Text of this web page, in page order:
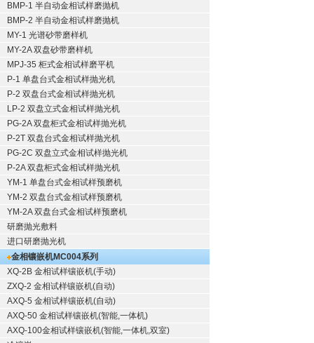
BMP-1 半自动金相试样磨抛机
BMP-2 半自动金相试样磨抛机
MY-1 光谱砂带磨样机
MY-2A 双盘砂带磨样机
MPJ-35 柜式金相试样磨平机
P-1 单盘台式金相试样抛光机
P-2 双盘台式金相试样抛光机
LP-2 双盘立式金相试样抛光机
PG-2A 双盘柜式金相试样抛光机
P-2T 双盘台式金相试样抛光机
PG-2C 双盘立式金相试样抛光机
P-2A 双盘柜式金相试样抛光机
YM-1 单盘台式金相试样预磨机
YM-2 双盘台式金相试样预磨机
YM-2A 双盘台式金相试样预磨机
研磨抛光敷料
进口研磨抛光机
金相镶嵌机MC004系列
XQ-2B 金相试样镶嵌机(手动)
ZXQ-2 金相试样镶嵌机(自动)
AXQ-5 金相试样镶嵌机(自动)
AXQ-50 金相试样镶嵌机(智能,一体机)
AXQ-100金相试样镶嵌机(智能,一体机,双室)